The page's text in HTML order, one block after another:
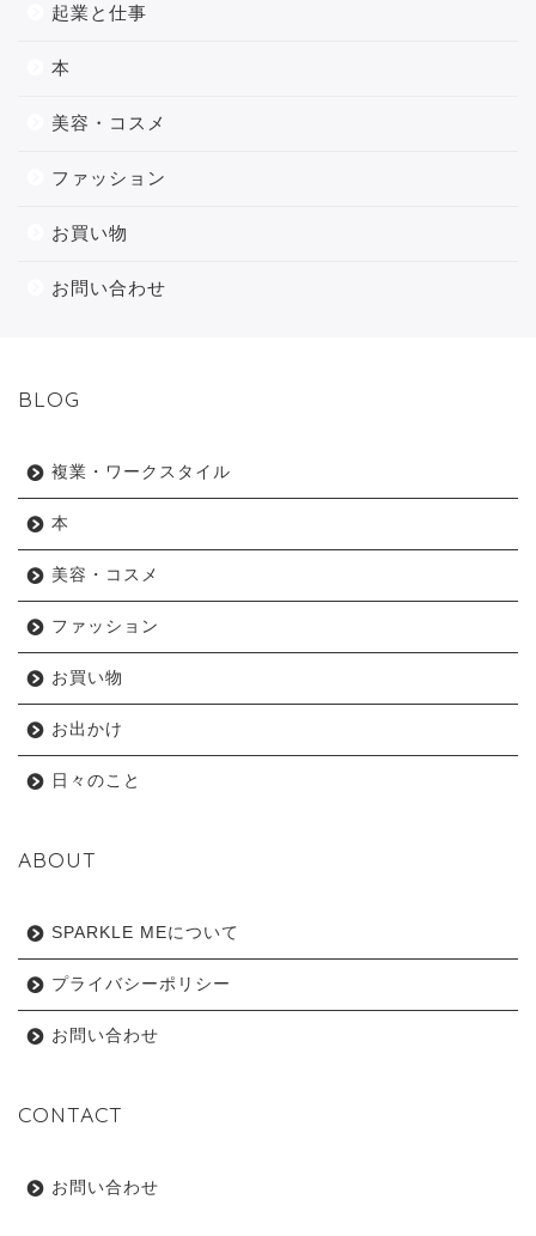
起業と仕事
本
美容・コスメ
ファッション
お買い物
お問い合わせ
BLOG
複業・ワークスタイル
本
美容・コスメ
ファッション
お買い物
お出かけ
日々のこと
ABOUT
SPARKLE MEについて
プライバシーポリシー
お問い合わせ
CONTACT
お問い合わせ